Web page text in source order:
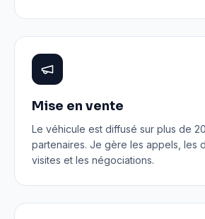
Mise en vente
Le véhicule est diffusé sur plus de
partenaires. Je gère les appels, les
visites et les négociations.